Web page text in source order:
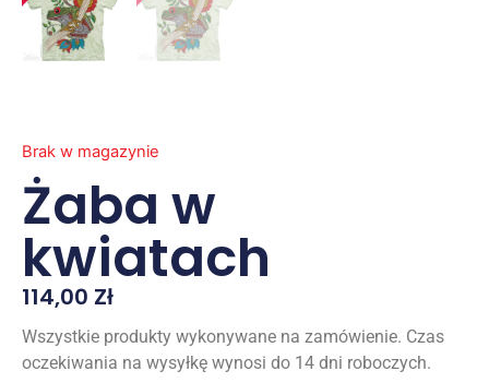
Brak w magazynie
Żaba w
kwiatach
114,00 Zł
Wszystkie produkty wykonywane na zamówienie. Czas
oczekiwania na wysyłkę wynosi do 14 dni roboczych.